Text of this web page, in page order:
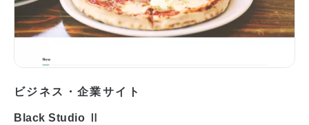
ビジネス・企業サイト
Black Studio Ⅱ